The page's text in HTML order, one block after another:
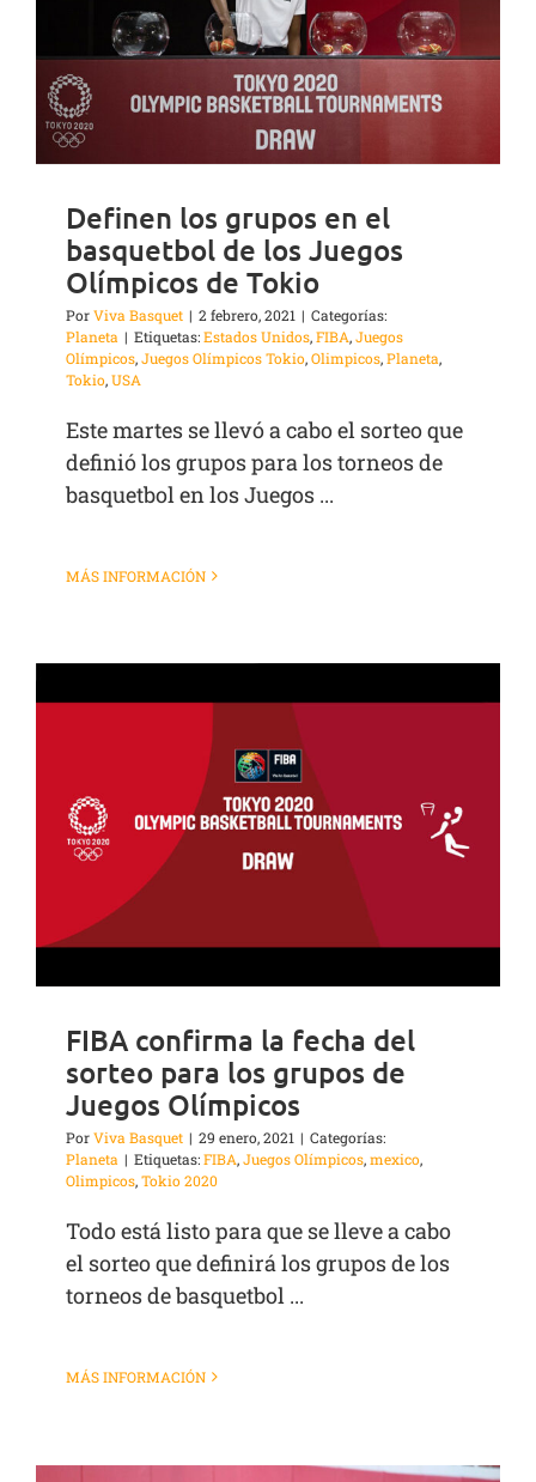
Definen los grupos en el
basquetbol de los Juegos
Olímpicos de Tokio
PorViva Basquet | 2 febrero, 2021 | Categorías:
Planeta | Etiquetas:Estados Unidos,FIBA,Juegos
Olímpicos,Juegos Olímpicos Tokio,Olimpicos,Planeta,
Tokio,USA
Este martes se llevó a cabo el sorteo que
definió los grupos para los torneos de
basquetbol en los Juegos ...
MÁS INFORMACIÓN
FIBA confirma la fecha del
sorteo para los grupos de
Juegos Olímpicos
PorViva Basquet | 29 enero, 2021 | Categorías:
Planeta | Etiquetas:FIBA,Juegos Olímpicos,mexico,
Olimpicos,Tokio 2020
Todo está listo para que se lleve a cabo
el sorteo que definirá los grupos de los
torneos de basquetbol ...
MÁS INFORMACIÓN